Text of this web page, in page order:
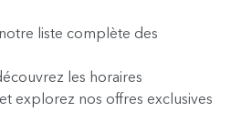
liste complète des
les horaires
explorez nos offres exclusives